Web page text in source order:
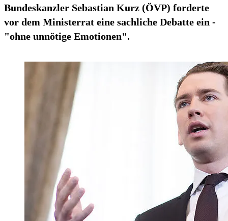
Bundeskanzler Sebastian Kurz (ÖVP) forderte
vor dem Ministerrat eine sachliche Debatte ein -
"ohne unnötige Emotionen".